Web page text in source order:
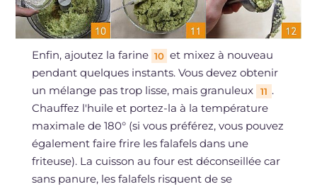
Enfin, ajoutez la farine 10 et mixez à nouveau
pendant quelques instants. Vous devez obtenir
un mélange pas trop lisse, mais granuleux
11 .
Chauffez l'huile et portez-la à la température
maximale de 180° (si vous préférez, vous pouvez
également faire frire les falafels dans une
friteuse). La cuisson au four est déconseillée car
sans panure, les falafels risquent de se